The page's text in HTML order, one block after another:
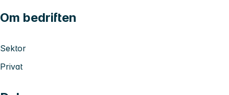
Om bedriften
Sektor
Privat